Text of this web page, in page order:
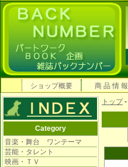
ショップ概要 商 品 情 報
Category
音楽・舞台 ワンテーマ
芸能・タレント
映画・ＴＶ
トップ-